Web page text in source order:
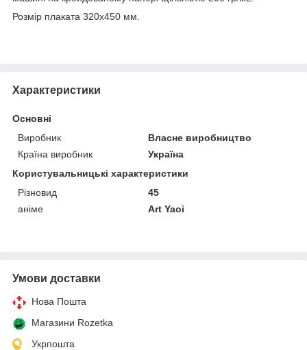
Розмір плаката 320х450 мм.
Характеристики
Основні
Виробник
Власне виробництво
Країна виробник
Україна
Користувальницькі характеристики
Різновид
45
аніме
Art Yaoi
Умови доставки
Нова Пошта
Магазини Rozetka
Укрпошта